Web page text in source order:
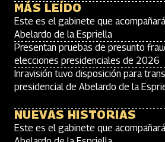
MÁS LEÍDO
Este es el gabinete que
Abelardo de la Espriella
Presentan pruebas de presunto
elecciones presidenciales de 2026
Inravisión tuvo disposición para
presidencial de Abelardo de la
NUEVAS HISTORIAS
Este es el gabinete que